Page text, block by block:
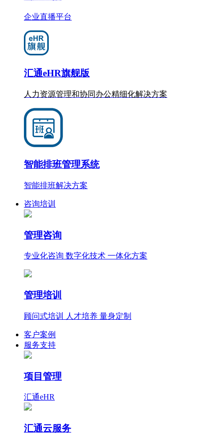
企业直播平台
汇通eHR旗舰版
人力资源管理和协同办公精细化解决方案
智能排班管理系统
智能排班解决方案
咨询培训
管理咨询
专业化咨询 数字化技术 一体化方案
管理培训
顾问式培训 人才培养 量身定制
客户案例
服务支持
项目管理
汇通eHR
汇通云服务